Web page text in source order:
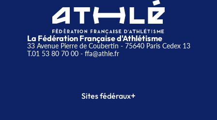
La Fédération Française d'Athlétisme
33 Avenue Pierre de Coubertin - 75640 Paris Cedex 13
T.01 53 80 70 00- ffa@athle.fr
Sites fédéraux+